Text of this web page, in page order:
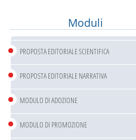
Moduli
PROPOSTA EDITORIALE SCIENTIFICA
PROPOSTA EDITORIALE NARRATIVA
MODULO DI ADOZIONE
MODULO DI PROMOZIONE